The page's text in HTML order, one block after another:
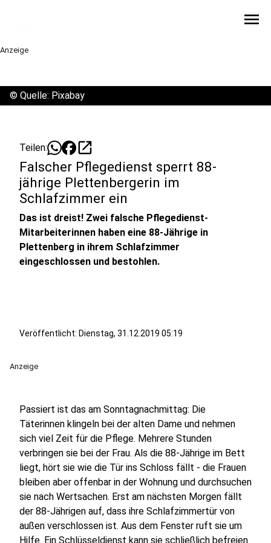
menu
Anzeige
© Quelle: Pixabay
Teilen: open_in_new
Falscher Pflegedienst sperrt 88-
jährige Plettenbergerin im
Schlafzimmer ein
Das ist dreist! Zwei falsche Pflegedienst-
Mitarbeiterinnen haben eine 88-Jährige in
Plettenberg in ihrem Schlafzimmer
eingeschlossen und bestohlen.
Veröffentlicht: Dienstag, 31.12.2019 05:19
Anzeige
Passiert ist das am Sonntagnachmittag: Die
Täterinnen klingeln bei der alten Dame und nehmen
sich viel Zeit für die Pflege. Mehrere Stunden
verbringen sie bei der Frau. Als die 88-Jährige im Bett
liegt, hört sie wie die Tür ins Schloss fällt - die Frauen
bleiben aber offenbar in der Wohnung und durchsuchen
sie nach Wertsachen. Erst am nächsten Morgen fällt
der 88-Jährigen auf, dass ihre Schlafzimmertür von
außen verschlossen ist. Aus dem Fenster ruft sie um
Hilfe. Ein Schlüsseldienst kann sie schließlich befreien.